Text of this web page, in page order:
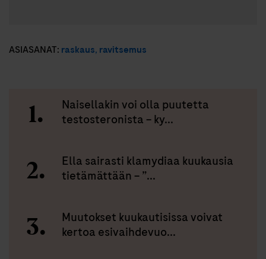
ASIASANAT: raskaus, ravitsemus
Naisellakin voi olla puutetta
testosteronista – ky...
Ella sairasti klamydiaa kuukausia
tietämättään – ”...
Muutokset kuukautisissa voivat
kertoa esivaihdevuo...